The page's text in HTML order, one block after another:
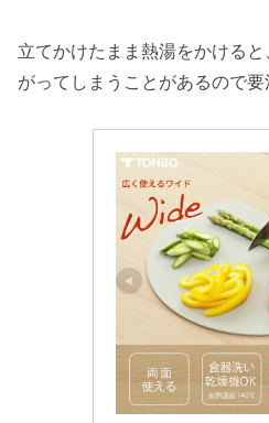
立てかけたまま熱湯をかける
がってしまうことがあるので要